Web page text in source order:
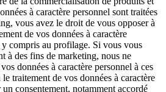
à caractère personnel sont traitées
vous avez le droit de vous opposer à
de vos données à caractère
y compris au profilage. Si vous vous
à des fins de marketing, nous ne
données à caractère personnel à ces
traitement de vos données à caractère
un consentement, notamment accordé